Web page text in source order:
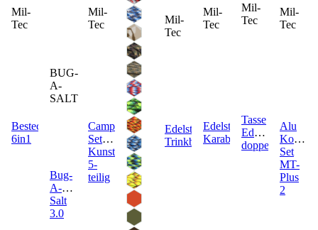
Mil-
Tec
Besteck
6in1
BUG-
A-
SALT
Bug-
A-
Salt
3.0
Mil-
Tec
Camping
Set
Kunststoff
5-
teilig
Mil-
Tec
Edelstahl
Trinkbecher
Mil-
Tec
Edelstahl
Karabinerbecher
Mil-
Tec
Tasse
Edelstahl
doppelwandig
Mil-
Tec
Alu
Koch-
Set
MT-
Plus
2